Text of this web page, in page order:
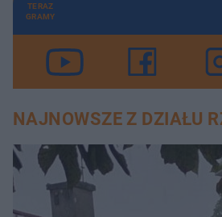
TERAZ
GRAMY
NAJNOWSZE Z DZIAŁU